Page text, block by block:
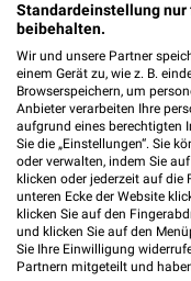
Adresse,
die REWE
Standardeinstellung
beibehalten.
Wir und unsere Partner
einem Gerät zu, wie z. B.
Browserspeichern, um
Anbieter verarbeiten Ihre
aufgrund eines berechtigten
Sie die „Einstellungen“. Sie
oder verwalten, indem Sie
klicken oder jederzeit auf die
unteren Ecke der Website
klicken Sie auf den
und klicken Sie auf den
Sie Ihre Einwilligung
Partnern mitgeteilt und